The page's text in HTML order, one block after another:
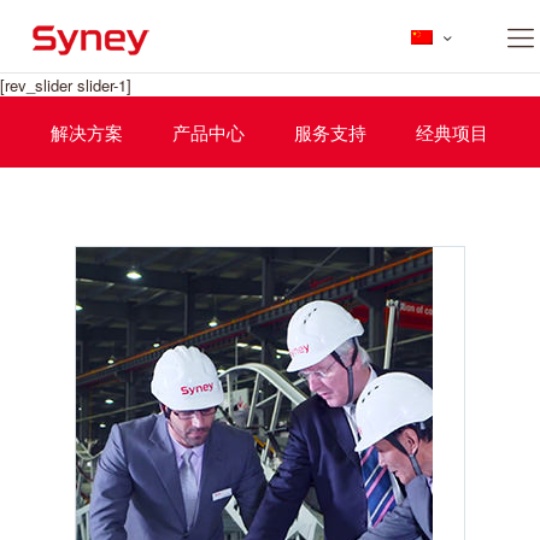
[rev_slider slider-1]
解决方案 产品中心 服务支持 经典项目